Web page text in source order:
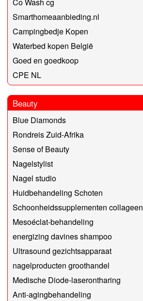
Co Wash cg
Smarthomeaanbieding.nl
Campingbedje Kopen
Waterbed kopen België
Goed en goedkoop
CPE NL
Beauty
Blue Diamonds
Rondreis Zuid-Afrika
Sense of Beauty
Nagelstylist
Nagel studio
Huidbehandeling Schoten
Schoonheidssupplementen collageen
Mesoéclat-behandeling
energizing davines shampoo
Ultrasound gezichtsapparaat
nagelproducten groothandel
Medische Diode-laserontharing
Anti-agingbehandeling